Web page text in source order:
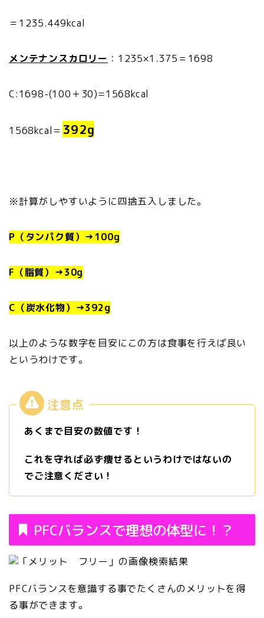
＝1235.449kcal
メンテナンスカロリー ：1235×1.375＝1698
C:1698-(100＋30)=1568kcal
1568kcal＝ 392g
※計算がしやすいように四捨五入しました。
P（タンパク質）→100g
F（脂質）→30g
C（炭水化物）→392g
以上のような数字を目安にこの方は食事を行えば良い
というわけです。
あくまで目安の数値です！
これを守れば必ず痩せるというわけではないの
でご注意ください！
PFCバランスで理想の体型に！？
PFCバランスを意識する事でたくさんのメリットを得
る事ができます。